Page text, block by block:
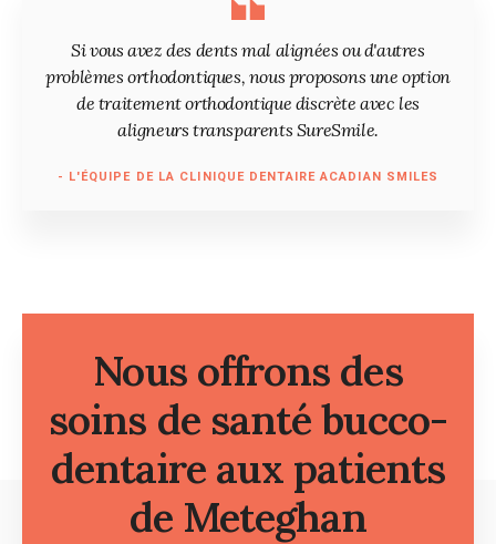
Si vous avez des dents mal alignées ou d'autres
problèmes orthodontiques, nous proposons une option
de traitement orthodontique discrète avec les
aligneurs transparents SureSmile.
- L'ÉQUIPE DE LA CLINIQUE DENTAIRE ACADIAN SMILES
Nous offrons des
soins de santé bucco-
dentaire aux patients
de Meteghan